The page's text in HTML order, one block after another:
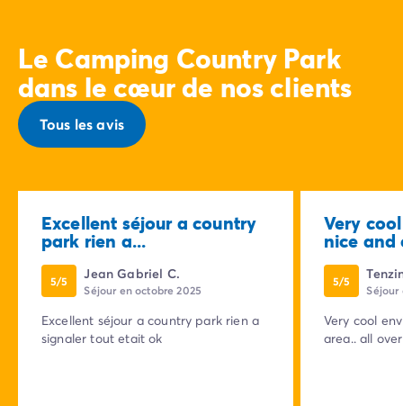
Le Camping Country Park
dans le cœur de nos clients
Tous les avis
Excellent séjour a country
park rien a...
5/5 Jean Gabriel C.
Séjour en octobre 2025
Excellent séjour a country park rien a
signaler tout etait ok
Very
nice and
5/5
Séjour
Very cool
area.. all